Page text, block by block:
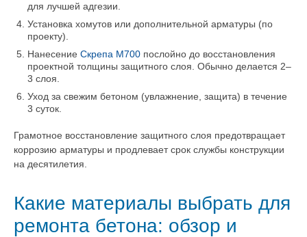
для лучшей адгезии.
Установка хомутов или дополнительной арматуры (по
проекту).
Нанесение Скрепа М700 послойно до восстановления
проектной толщины защитного слоя. Обычно делается 2–
3 слоя.
Уход за свежим бетоном (увлажнение, защита) в течение
3 суток.
Грамотное восстановление защитного слоя предотвращает
коррозию арматуры и продлевает срок службы конструкции
на десятилетия.
Какие материалы выбрать для
ремонта бетона: обзор и